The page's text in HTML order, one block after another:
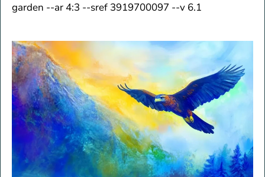
garden --ar 4:3 --sref 3919700097 --v 6.1